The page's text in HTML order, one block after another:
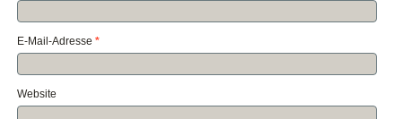
E-Mail-Adresse*
Website